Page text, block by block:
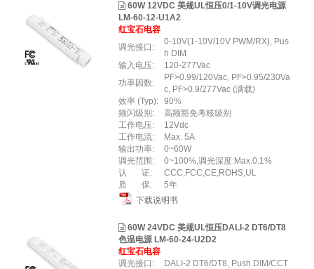
60W 12VDC 美规UL恒压0/1-10V调光电源
LM-60-12-U1A2
红宝石电容
调光接口:
0-10V(1-10V/10V PWM/RX), Pus
h DIM
输入电压:
120-277Vac
功率因数:
PF>0.99/120Vac, PF>0.95/230Va
c, PF>0.9/277Vac (满载)
效率 (Typ): 90%
频闪级别:
高频豁免考核级别
工作电压:
12Vdc
工作电流:
Max. 5A
输出功率:
0~60W
调光范围:
0~100%,调光深度:Max.0.1%
认 证:
CCC,FCC,CE,ROHS,UL
质 保:
5年
下载说明书
60W 24VDC 美规UL恒压DALI-2 DT6/DT8
色温电源 LM-60-24-U2D2
红宝石电容
调光接口:
DALI-2 DT6/DT8, Push DIM/CCT